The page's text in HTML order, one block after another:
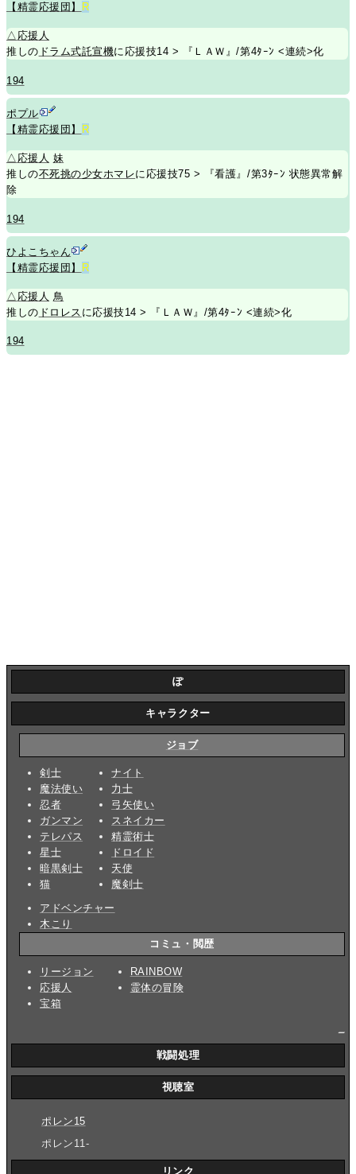
【精霊応援団】
R
△ 応援人
推しの ドラム式託宣機に応援技14 > 『ＬＡＷ』/第4ﾀｰﾝ <連続>化
194
ポプル
【精霊応援団】
R
△ 応援人 妹
推しの不死挑の少女ホマレに応援技75 > 『看護』/第3ﾀｰﾝ 状態異常解
除
194
ひよこちゃん
【精霊応援団】
R
△ 応援人 鳥
推しの ドロレス に応援技14 > 『ＬＡＷ』/第4ﾀｰﾝ <連続>化
194
ぽ
キャラクター
ジョブ
剣士
魔法使い
忍者
ガンマン
テレパス
星士
暗黒剣士
猫
ナイト
力士
弓矢使い
スネイカー
精霊術士
ドロイド
天使
魔剣士
アドベンチャー
木こり
コミュ・閲歴
リージョン
応援人
宝箱
RAINBOW
霊体の冒険
戦闘処理
視聴室
ポレン15
ポレン11-
リンク